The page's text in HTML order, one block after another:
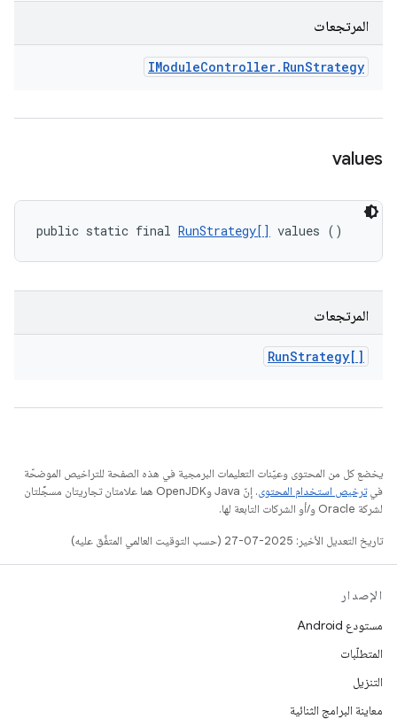
المرتجعات
IModuleController. RunStrategy
values
public static final RunStrategy[] values ()
المرتجعات
RunStrategy[]
يخضع كل من المحتوى وعيّنات التعليمات البرمجية في هذه الصفحة للتراخيص الموضحّة
فيترخيص استخدام المحتوى
. إنّ Java وOpenJDK هما علامتان تجاريتان مسجَّلتان
لشركة Oracle و/أو الشركات التابعة لها.
تاريخ التعديل الأخير: 2025-07-27 (حسب التوقيت العالمي المتفَّق عليه)
الإصدار
مستودع Android
المتطلّبات
التنزيل
معاينة البرامج الثنائية